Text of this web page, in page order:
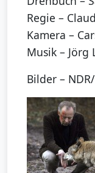
Regie –
Kamera –
Musik – Jörg
Bilder –